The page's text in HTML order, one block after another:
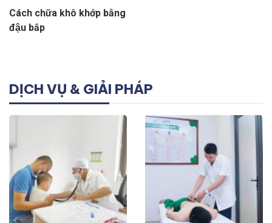
Cách chữa khô khớp bằng
đậu bắp
DỊCH VỤ & GIẢI PHÁP